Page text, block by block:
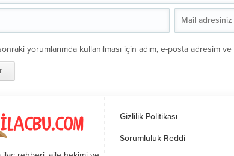
yorumlarımda kullanılması için adım, e-posta adresim
Gizlilik Politikası
Sorumluluk Reddi